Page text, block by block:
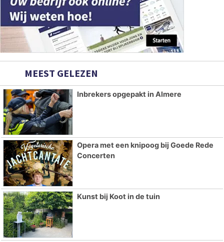
MEEST GELEZEN
Inbrekers opgepakt in Almere
Opera met een knipoog bij Goede Rede
Concerten
Kunst bij Koot in de tuin